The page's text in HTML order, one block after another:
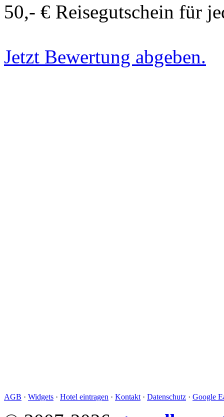
50,- € Reisegutschein für
Jetzt Bewertung abgeben.
AGB · Widgets · Hotel eintragen · Kontakt · Datenschutz · Google